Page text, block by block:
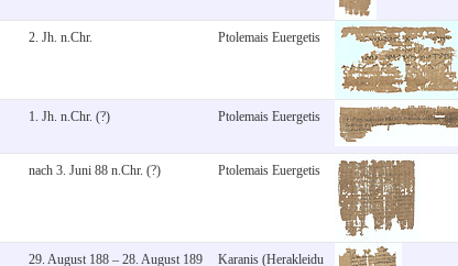
2. Jh. n.Chr. Ptolemais Euergetis
1. Jh. n.Chr. (?) Ptolemais Euergetis
nach 3. Juni 88 n.Chr. (?) Ptolemais Euergetis
29. August 188 – 28. August 189
Karanis (Herakleidu